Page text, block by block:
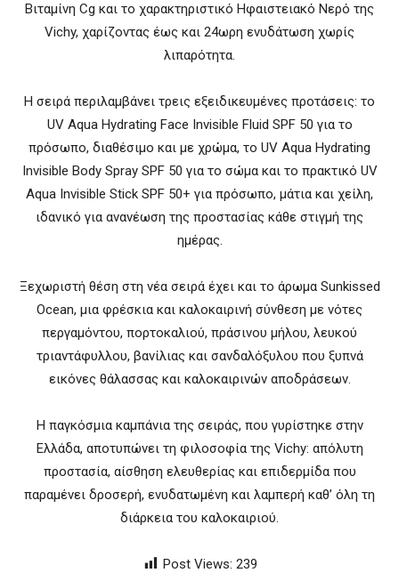
Βιταμίνη Cg και το χαρακτηριστικό Ηφαιστειακό Νερό της
Vichy, χαρίζοντας έως και 24ωρη ενυδάτωση χωρίς
λιπαρότητα.
Η σειρά περιλαμβάνει τρεις εξειδικευμένες προτάσεις: το
UV Aqua Hydrating Face Invisible Fluid SPF 50 για το
πρόσωπο, διαθέσιμο και με χρώμα, το UV Aqua Hydrating
Invisible Body Spray SPF 50 για το σώμα και το πρακτικό UV
Aqua Invisible Stick SPF 50+ για πρόσωπο, μάτια και χείλη,
ιδανικό για ανανέωση της προστασίας κάθε στιγμή της
ημέρας.
Ξεχωριστή θέση στη νέα σειρά έχει και το άρωμα Sunkissed
Ocean, μια φρέσκια και καλοκαιρινή σύνθεση με νότες
περγαμόντου, πορτοκαλιού, πράσινου μήλου, λευκού
τριαντάφυλλου, βανίλιας και σανδαλόξυλου που ξυπνά
εικόνες θάλασσας και καλοκαιρινών αποδράσεων.
Η παγκόσμια καμπάνια της σειράς, που γυρίστηκε στην
Ελλάδα, αποτυπώνει τη φιλοσοφία της Vichy: απόλυτη
προστασία, αίσθηση ελευθερίας και επιδερμίδα που
παραμένει δροσερή, ενυδατωμένη και λαμπερή καθ’ όλη τη
διάρκεια του καλοκαιριού.
Post Views: 239